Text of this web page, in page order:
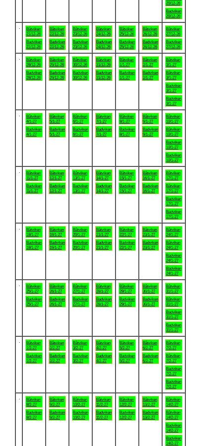
20/12-26
Badviken
20/12-26
Båtviken
21/12-26
Badviken
21/12-26
Båtviken
22/12-26
Badviken
22/12-26
Båtviken
23/12-26
Badviken
23/12-26
Båtviken
24/12-26
Badviken
24/12-26
Båtviken
25/12-26
Badviken
25/12-26
Båtviken
26/12-26
Badviken
26/12-26
Båtviken
27/12-26
Badviken
27/12-26
Båtviken
28/12-26
Badviken
28/12-26
Båtviken
29/12-26
Badviken
29/12-26
Båtviken
30/12-26
Badviken
30/12-26
Båtviken
31/12-26
Badviken
31/12-26
Båtviken
1/1-27
Badviken
1/1-27
Båtviken
2/1-27
Badviken
2/1-27
Båtviken
3/1-27
Båtviken
3/1-27
Badviken
3/1-27
Badviken
3/1-27
Båtviken
4/1-27
Badviken
4/1-27
Båtviken
5/1-27
Badviken
5/1-27
Båtviken
6/1-27
Badviken
6/1-27
Båtviken
7/1-27
Badviken
7/1-27
Båtviken
8/1-27
Badviken
8/1-27
Båtviken
9/1-27
Badviken
9/1-27
Båtviken
10/1-27
Båtviken
10/1-27
Badviken
10/1-27
Badviken
10/1-27
Båtviken
11/1-27
Badviken
11/1-27
Båtviken
12/1-27
Badviken
12/1-27
Båtviken
13/1-27
Badviken
13/1-27
Båtviken
14/1-27
Badviken
14/1-27
Båtviken
15/1-27
Badviken
15/1-27
Båtviken
16/1-27
Badviken
16/1-27
Båtviken
17/1-27
Båtviken
17/1-27
Badviken
17/1-27
Badviken
17/1-27
Båtviken
18/1-27
Badviken
18/1-27
Båtviken
19/1-27
Badviken
19/1-27
Båtviken
20/1-27
Badviken
20/1-27
Båtviken
21/1-27
Badviken
21/1-27
Båtviken
22/1-27
Badviken
22/1-27
Båtviken
23/1-27
Badviken
23/1-27
Båtviken
24/1-27
Båtviken
24/1-27
Badviken
24/1-27
Badviken
24/1-27
Båtviken
25/1-27
Badviken
25/1-27
Båtviken
26/1-27
Badviken
26/1-27
Båtviken
27/1-27
Badviken
27/1-27
Båtviken
28/1-27
Badviken
28/1-27
Båtviken
29/1-27
Badviken
29/1-27
Båtviken
30/1-27
Badviken
30/1-27
Båtviken
31/1-27
Båtviken
31/1-27
Badviken
31/1-27
Badviken
31/1-27
Båtviken
1/2-27
Badviken
1/2-27
Båtviken
2/2-27
Badviken
2/2-27
Båtviken
3/2-27
Badviken
3/2-27
Båtviken
4/2-27
Badviken
4/2-27
Båtviken
5/2-27
Badviken
5/2-27
Båtviken
6/2-27
Badviken
6/2-27
Båtviken
7/2-27
Båtviken
7/2-27
Badviken
7/2-27
Badviken
7/2-27
Båtviken
8/2-27
Badviken
8/2-27
Båtviken
9/2-27
Badviken
9/2-27
Båtviken
10/2-27
Badviken
10/2-27
Båtviken
11/2-27
Badviken
11/2-27
Båtviken
12/2-27
Badviken
12/2-27
Båtviken
13/2-27
Badviken
13/2-27
Båtviken
14/2-27
Båtviken
14/2-27
Badviken
14/2-27
Badviken
14/2-27